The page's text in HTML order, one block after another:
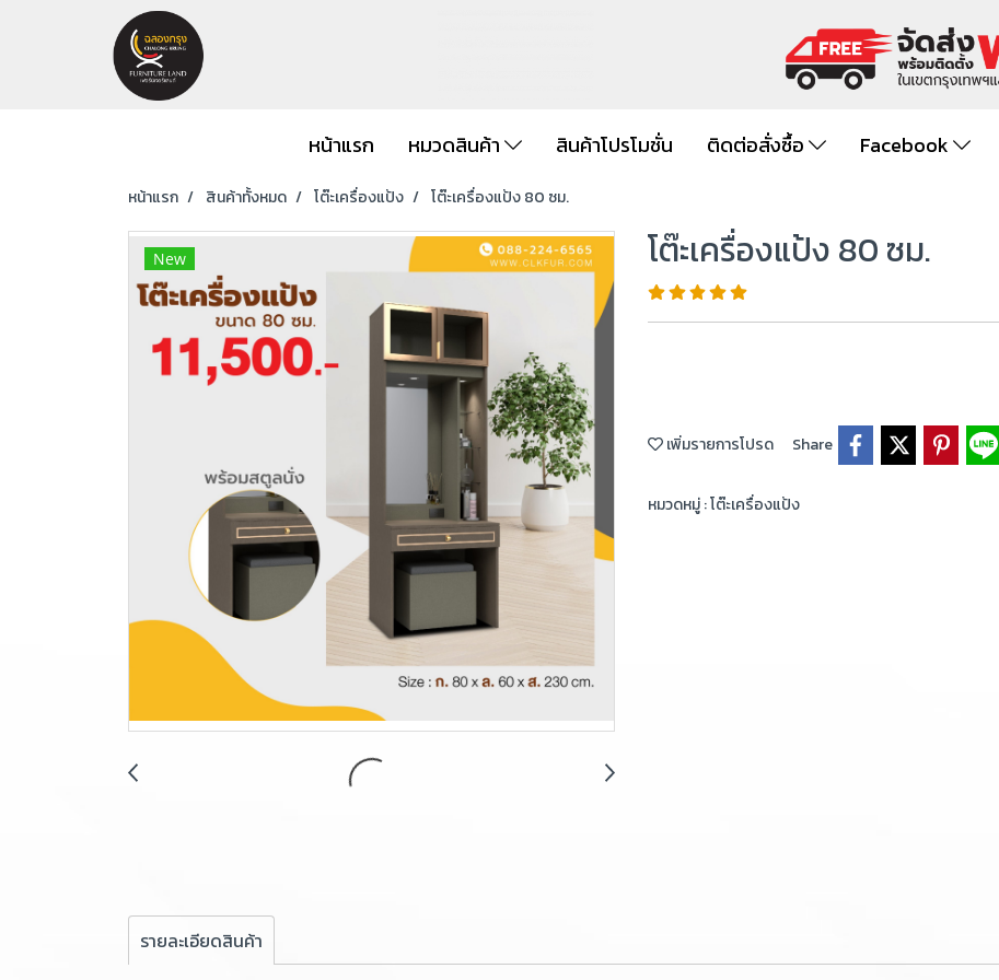
หน้าแรก หมวดสินค้า สินค้าโปรโมชั่น ติดต่อสั่งซื้อ Facebook
หน้าแรก สินค้าทั้งหมด โต๊ะเครื่องแป้ง โต๊ะเครื่องแป้ง 80 ซม.
New โต๊ะเครื่องแป้ง 80 ซม.
เพิ่มรายการโปรด Share
หมวดหมู่ :โต๊ะเครื่องแป้ง
รายละเอียดสินค้า